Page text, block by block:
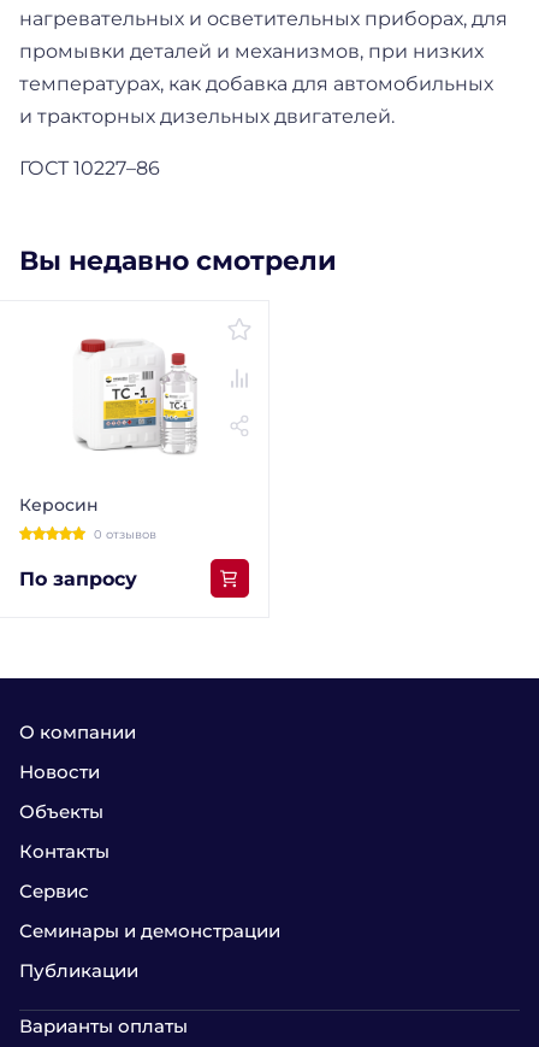
нагревательных и осветительных приборах, для
промывки деталей и механизмов, при низких
температурах, как добавка для автомобильных
и тракторных дизельных двигателей.
ГОСТ 10227–86
Вы недавно смотрели
Керосин
0 отзывов
По запросу
О компании
Новости
Объекты
Контакты
Сервис
Семинары и демонстрации
Публикации
Варианты оплаты